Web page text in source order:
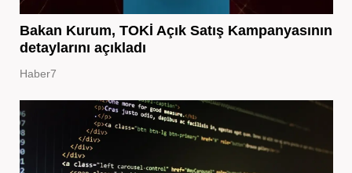
Bakan Kurum, TOKİ Açık Satış Kampanyasının
detaylarını açıkladı
Haber7